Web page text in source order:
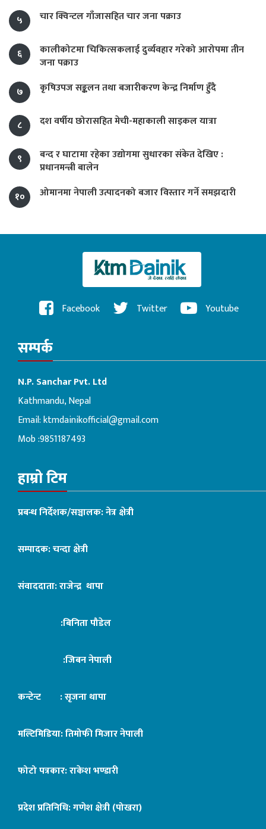
५
चार क्विन्टल गाँजासहित चार जना पक्राउ
६
कालीकोटमा चिकित्सकलाई दुर्व्यवहार गरेको आरोपमा तीन
जना पक्राउ
७
कृषिउपज सङ्कलन तथा बजारीकरण केन्द्र निर्माण हुँदै
८ दश वर्षीय छोरासहित मेची-महाकाली साइकल यात्रा
९
बन्द र घाटामा रहेका उद्योगमा सुधारका संकेत देखिए :
प्रधानमन्त्री बालेन
१०
ओमानमा नेपाली उत्पादनको बजार विस्तार गर्ने समझदारी
Facebook Twitter Youtube
सम्पर्क
N.P. Sanchar Pvt. Ltd
Kathmandu, Nepal
Email:ktmdainikofficial@gmail.com
Mob :9851187493
हाम्रो टिम
प्रबन्ध निर्देशक/सञ्चालक: नेत्र क्षेत्री
सम्पादक: चन्दा क्षेत्री
संवाददाता: राजेन्द्र थापा
:बिनिता पौडेल
:जिबन नेपाली
कन्टेन्ट : सृजना थापा
मल्टिमिडिया: तिमोफी मिजार नेपाली
फोटो पत्रकार: राकेश भण्डारी
प्रदेश प्रतिनिधि: गणेश क्षेत्री (पोखरा)